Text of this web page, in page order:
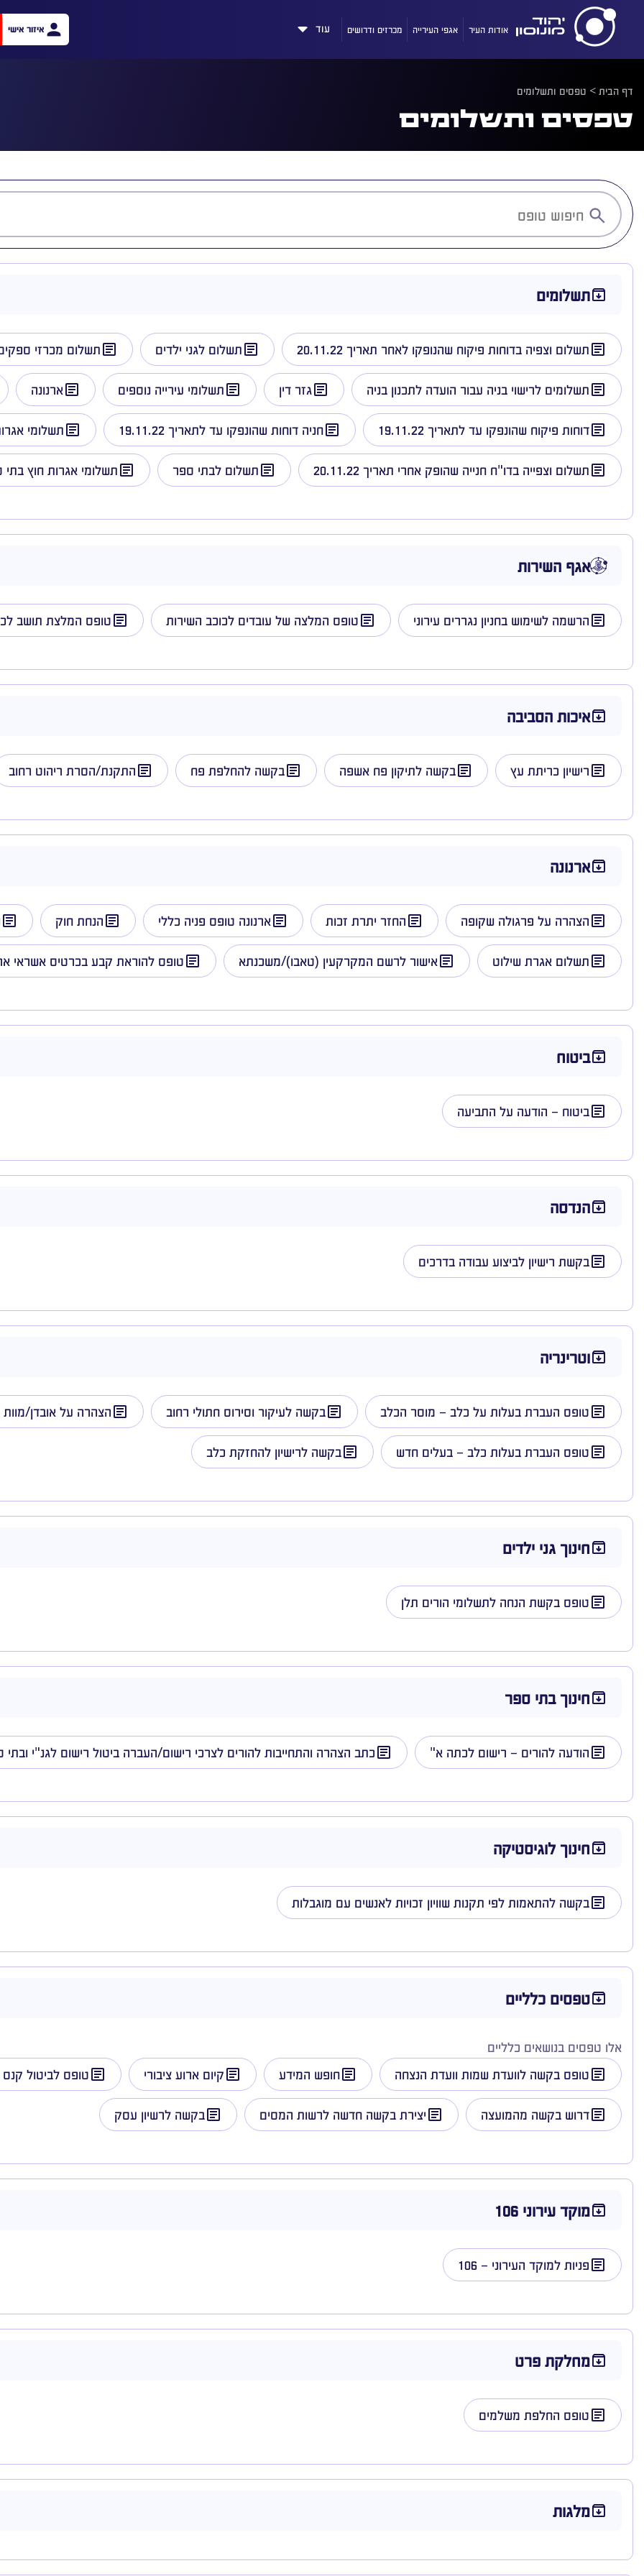
אודות העיר אגפי העירייה מכרזים ודרושים עוד איזור אישי
דף הבית> טפסים ותשלומים
טפסים ותשלומים
תשלומים
תשלום וצפיה בדוחות פיקוח שהנופקו לאחר תאריך 20.11.22 תשלום לגני ילדים תשלום מכרזי
תשלומים לרישוי בניה עבור הועדה לתכנון בניה גזר דין תשלומי עירייה נוספים ארנונה
דוחות פיקוח שהונפקו עד לתאריך 19.11.22 חניה דוחות שהונפקו עד לתאריך 19.11.22 תשלומי
תשלום וצפייה בדו"ח חנייה שהופק אחרי תאריך 20.11.22 תשלום לבתי ספר תשלומי אגרות חוץ
אגף השירות
הרשמה לשימוש בחניון נגררים עירוני טופס המלצה של עובדים לכוכב השירות טופס המלצת תושב
איכות הסביבה
רישיון כריתת עץ בקשה לתיקון פח אשפה בקשה להחלפת פח התקנת/הסרת ריהוט רחוב
ארנונה
הצהרה על פרגולה שקופה החזר יתרת זכות ארנונה טופס פניה כללי הנחת חוק
תשלום אגרת שילוט אישור לרשם המקרקעין (טאבו)/משכנתא טופס להוראת קבע בכרטיס אשראי
ביטוח
ביטוח – הודעה על התביעה
הנדסה
בקשת רישיון לביצוע עבודה בדרכים
וטרינריה
טופס העברת בעלות על כלב – מוסר הכלב בקשה לעיקור וסירוס חתולי רחוב הצהרה על אובדן/
טופס העברת בעלות כלב – בעלים חדש בקשה לרישיון להחזקת כלב
חינוך גני ילדים
טופס בקשת הנחה לתשלומי הורים תלן
חינוך בתי ספר
הודעה להורים – רישום לכתה א" כתב הצהרה והתחייבות להורים לצרכי רישום/העברה ביטול רישום לגנ"י ובתי
חינוך לוגיסטיקה
בקשה להתאמות לפי תקנות שוויון זכויות לאנשים עם מוגבלות
טפסים כלליים
אלו טפסים בנושאים כלליים
טופס בקשה לוועדת שמות וועדת הנצחה
חופש המידע קיום ארוע ציבורי טופס לביטול
דרוש בקשה מהמועצה יצירת בקשה חדשה לרשות המסים בקשה לרשיון עסק
מוקד עירוני 106
פניות למוקד העירוני – 106
מחלקת פרט
טופס החלפת משלמים
מלגות